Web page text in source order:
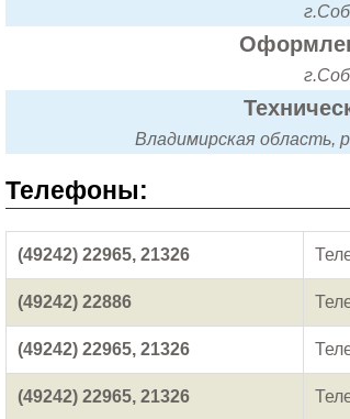
Владимирская область,
Телефоны:
(49242) 22965, 21326
(49242) 22886
(49242) 22965, 21326
(49242) 22965, 21326